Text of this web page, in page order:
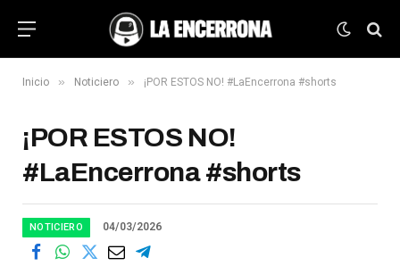
Inicio » Noticiero » ¡POR ESTOS NO! #LaEncerrona #shorts
¡POR ESTOS NO!
#LaEncerrona #shorts
NOTICIERO 04/03/2026